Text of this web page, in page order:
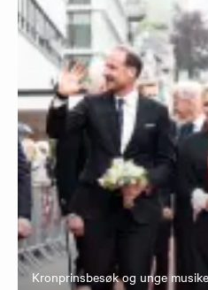
Kronprinsbesøk og unge